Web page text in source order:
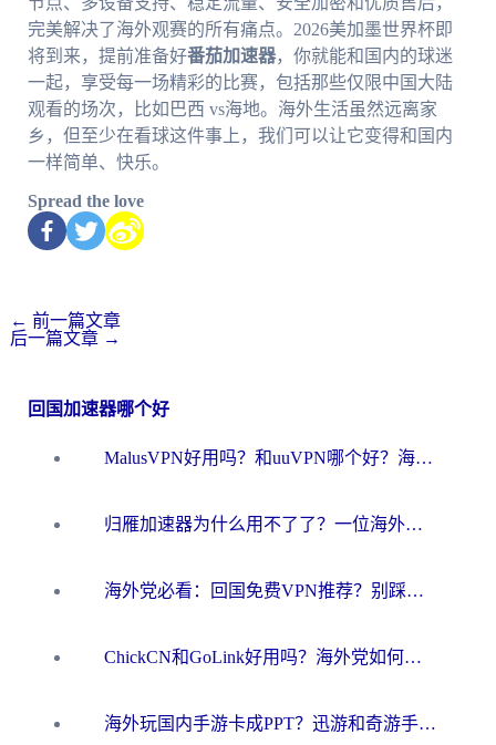
完美解决了海外观赛的所有痛点。2026美加墨世界杯即
将到来，提前准备好番茄加速器，你就能和国内的球迷
一起，享受每一场精彩的比赛，包括那些仅限中国大陆
观看的场次，比如巴西 vs海地。海外生活虽然远离家
乡，但至少在看球这件事上，我们可以让它变得和国内
一样简单、快乐。
Spread the love
← 前一篇文章
后一篇文章 →
回国加速器哪个好
MalusVPN好用吗？和uuVPN哪个好？海外党无缝访问国内资源的真实对比与选择指南
归雁加速器为什么用不了了？一位海外游子的真实困惑与技术解答
海外党必看：回国免费VPN推荐？别踩坑！教你选对加速器无缝刷国内资源
ChickCN和GoLink好用吗？海外党如何选对回国加速器
海外玩国内手游卡成PPT？迅游和奇游手游哪个好？一篇讲透回国加速器怎么选